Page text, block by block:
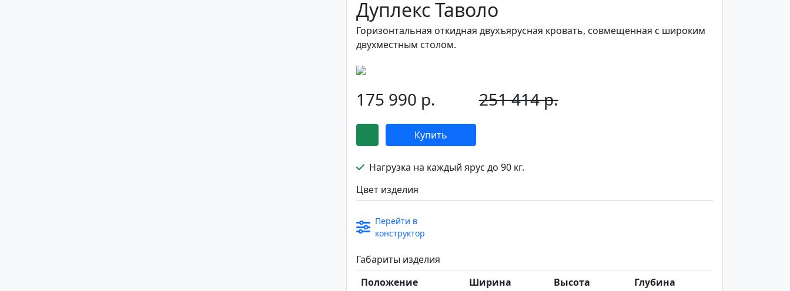
Дуплекс Таволо
Горизонтальная откидная двухъярусная кровать, совмещенная с широким
двухместным столом.
175 990 р. 251 414 р.
Купить
Нагрузка на каждый ярус до 90 кг.
Цвет изделия
Перейти в
конструктор
Габариты изделия
Положение
Ширина Высота
Глубина